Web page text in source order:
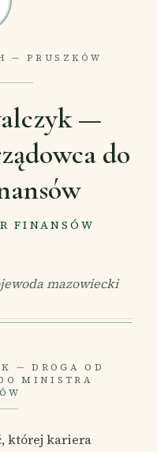
— PRUSZKÓW
—
do
FINANSÓW
mazowiecki
— DROGA OD
MINISTRA
której kariera